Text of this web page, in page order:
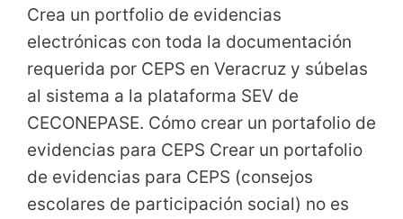
Crea un portfolio de evidencias
electrónicas con toda la documentación
requerida por CEPS en Veracruz y súbelas
al sistema a la plataforma SEV de
CECONEPASE. Cómo crear un portafolio de
evidencias para CEPS Crear un portafolio
de evidencias para CEPS (consejos
escolares de participación social) no es